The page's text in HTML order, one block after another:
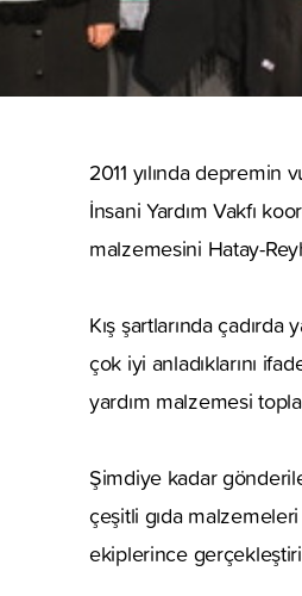
2011 yılında depremin
İnsani Yardım Vakfı
malzemesini Hatay-
Kış şartlarında
çok iyi anladıklarını
yardım malzemesi
Şimdiye kadar
çeşitli gıda
ekiplerince